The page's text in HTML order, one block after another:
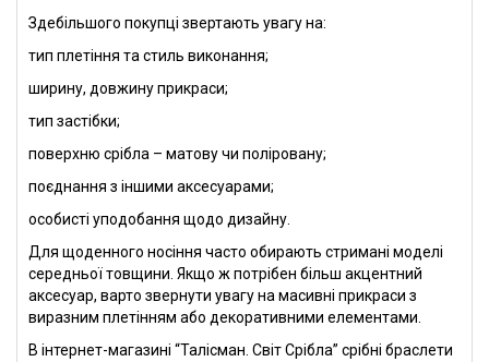
Здебільшого покупці звертають увагу на:
тип плетіння та стиль виконання;
ширину, довжину прикраси;
тип застібки;
поверхню срібла – матову чи поліровану;
поєднання з іншими аксесуарами;
особисті уподобання щодо дизайну.
Для щоденного носіння часто обирають стримані моделі
середньої товщини. Якщо ж потрібен більш акцентний
аксесуар, варто звернути увагу на масивні прикраси з
виразним плетінням або декоративними елементами.
В інтернет-магазині “Талісман. Світ Срібла” срібні браслети